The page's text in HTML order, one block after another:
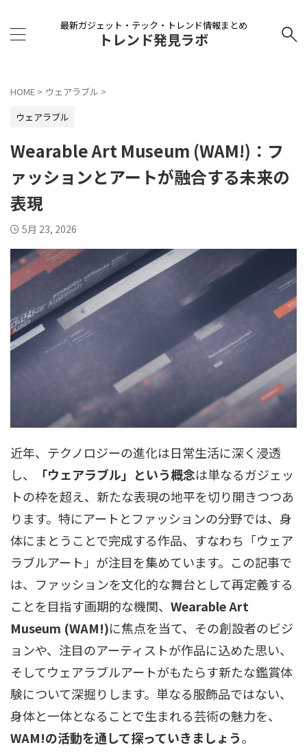
最新ガジェット・テック・トレンド情報まとめ
トレンド発見ラボ
HOME > ウェアラブル >
ウェアラブル
Wearable Art Museum (WAM!)：フ
ァッションとアートが融合する未来の
表現
5月 23, 2026
近年、テクノロジーの進化は日常生活に深く浸透
し、
「ウェアラブル」という概念は単なるガジェッ
トの枠を超え、新たな表現の地平を切り開きつつあ
ります。特にアートとファッションの分野では、身
体にまとうことで完成する作品、すなわち「ウェア
ラブルアート」が注目を集めています。この記事で
は、ファッションを文化的な舞台として再定義する
ことを目指す画期的な機関、 Wearable Art
Museum (WAM!)に焦点を当て、その創設者のビジ
ョンや、注目のアーティストが作品に込めた思い、
そしてウェアラブルアートがもたらす新たな鑑賞体
験について深掘りします。単なる服飾品ではない、
身体と一体となることで生まれる芸術の魅力を、
WAM!の活動を通して探っていきましょう。